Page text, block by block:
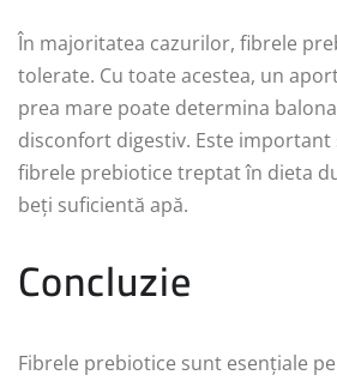
În majoritatea cazurilor, fibrele
tolerate. Cu toate acestea, un
prea mare poate determina
disconfort digestiv. Este
fibrele prebiotice treptat în dieta
beți suficientă apă.
Concluzie
Fibrele prebiotice sunt esențiale